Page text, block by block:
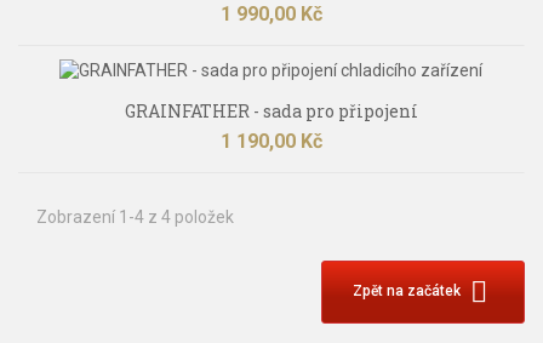
Cena
1 990,00 Kč
GRAINFATHER - sada pro připojení
Cena
1 190,00 Kč
Zobrazení 1-4 z 4 položek
Zpět na začátek 